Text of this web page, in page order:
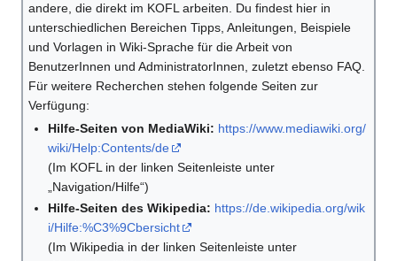
andere, die direkt im KOFL arbeiten. Du findest hier in
unterschiedlichen Bereichen Tipps, Anleitungen, Beispiele
und Vorlagen in Wiki-Sprache für die Arbeit von
BenutzerInnen und AdministratorInnen, zuletzt ebenso FAQ.
Für weitere Recherchen stehen folgende Seiten zur
Verfügung:
Hilfe-Seiten von MediaWiki: https://www.mediawiki.org/
wiki/Help:Contents/de
(Im KOFL in der linken Seitenleiste unter
„Navigation/Hilfe“)
Hilfe-Seiten des Wikipedia: https://de.wikipedia.org/wik
i/Hilfe:%C3%9Cbersicht
(Im Wikipedia in der linken Seitenleiste unter